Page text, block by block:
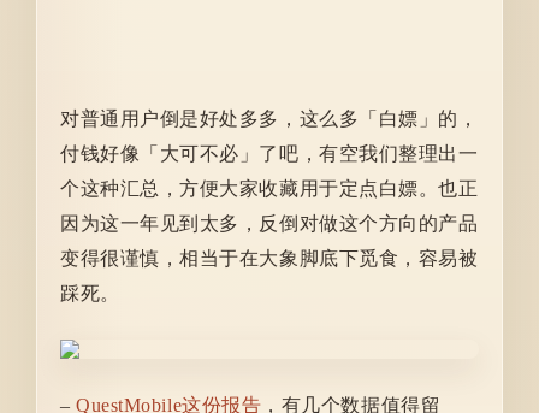
对普通用户倒是好处多多，这么多「白嫖」的，
付钱好像「大可不必」了吧，有空我们整理出一
个这种汇总，方便大家收藏用于定点白嫖。也正
因为这一年见到太多，反倒对做这个方向的产品
变得很谨慎，相当于在大象脚底下觅食，容易被
踩死。
–QuestMobile这份报告 ，有几个数据值得留